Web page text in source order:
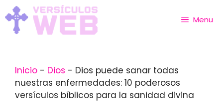
Skip
to
content
Menu
Inicio - Dios - Dios puede sanar todas
nuestras enfermedades: 10 poderosos
versículos bíblicos para la sanidad divina